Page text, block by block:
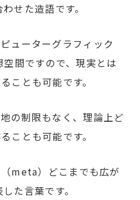
せた造語です。
ューターグラフィック
空間ですので、現実とは
ことも可能です。
の制限もなく、理論上ど
ことも可能です。
meta）どこまでも広が
た言葉です。